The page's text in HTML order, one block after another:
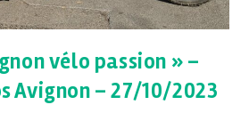
vélo passion » –
Avignon – 27/10/2023